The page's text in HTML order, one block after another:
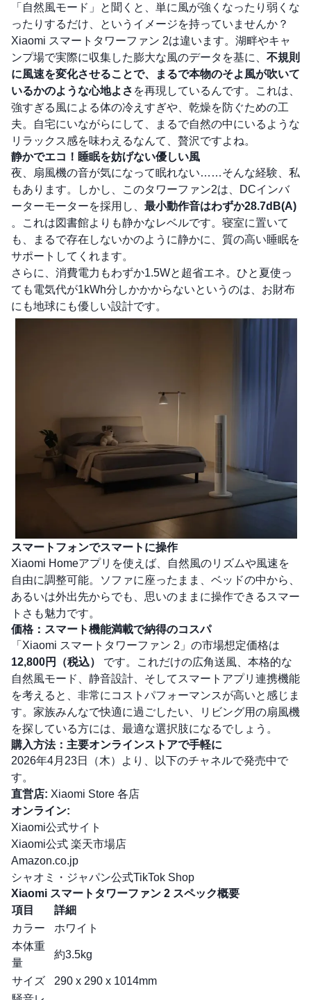
「自然風モード」と聞くと、単に風が強くなったり弱くな
ったりするだけ、というイメージを持っていませんか？
Xiaomi スマートタワーファン 2は違います。湖畔やキャ
ンプ場で実際に収集した膨大な風のデータを基に、 不規則
に風速を変化させることで、まるで本物のそよ風が吹いて
いるかのような心地よさ を再現しているんです。これは、
強すぎる風による体の冷えすぎや、乾燥を防ぐための工
夫。自宅にいながらにして、まるで自然の中にいるような
リラックス感を味わえるなんて、贅沢ですよね。
静かでエコ！睡眠を妨げない優しい風
夜、扇風機の音が気になって眠れない……そんな経験、私
もあります。しかし、このタワーファン2は、DCインバ
ーターモーターを採用し、 最小動作音はわずか28.7dB(A)
。これは図書館よりも静かなレベルです。寝室に置いて
も、まるで存在しないかのように静かに、質の高い睡眠を
サポートしてくれます。
さらに、消費電力もわずか1.5Wと超省エネ。ひと夏使っ
ても電気代が1kWh分しかかからないというのは、お財布
にも地球にも優しい設計です。
スマートフォンでスマートに操作
Xiaomi Homeアプリを使えば、自然風のリズムや風速を
自由に調整可能。ソファに座ったまま、ベッドの中から、
あるいは外出先からでも、思いのままに操作できるスマー
トさも魅力です。
価格：スマート機能満載で納得のコスパ
「Xiaomi スマートタワーファン 2」の市場想定価格は
12,800円（税込）
です。これだけの広角送風、本格的な
自然風モード、静音設計、そしてスマートアプリ連携機能
を考えると、非常にコストパフォーマンスが高いと感じま
す。家族みんなで快適に過ごしたい、リビング用の扇風機
を探している方には、最適な選択肢になるでしょう。
購入方法：主要オンラインストアで手軽に
2026年4月23日（木）より、以下のチャネルで発売中で
す。
直営店: Xiaomi Store 各店
オンライン:
Xiaomi公式サイト
Xiaomi公式 楽天市場店
Amazon.co.jp
シャオミ・ジャパン公式TikTok Shop
Xiaomi スマートタワーファン 2 スペック概要
項目
詳細
カラー
ホワイト
本体重
量
約3.5kg
サイズ
290 x 290 x 1014mm